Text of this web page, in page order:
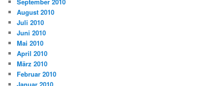
August 2010
Juli 2010
Juni 2010
Mai 2010
April 2010
März 2010
Februar 2010